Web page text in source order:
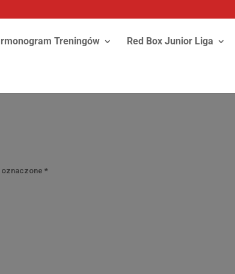
Treningów Red Box Junior Liga
oznaczone*